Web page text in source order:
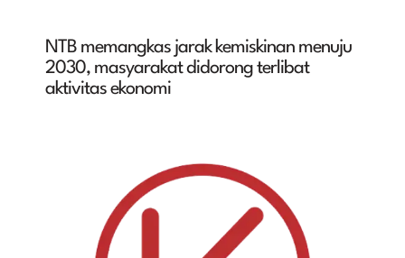
NTB memangkas jarak kemiskinan menuju
2030, masyarakat didorong terlibat
aktivitas ekonomi